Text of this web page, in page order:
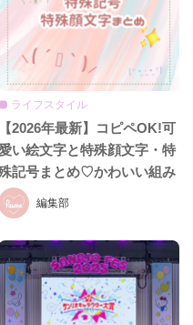
編集部
ライフスタイル
【2026年最新】コピペOK!可
い絵文字と特殊顔文字・特
記号まとめ♡かわいい組み
合わせも紹介！